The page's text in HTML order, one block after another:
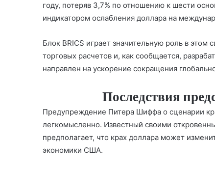
году, потеряв 3,7% по отношению к шести
индикатором ослабления доллара на
Блок BRICS играет значительную роль в этом
торговых расчетов и, как сообщается,
направлен на ускорение сокращения
Последствия
Предупреждение Питера Шиффа о сценарии
легкомысленно. Известный своими
предполагает, что крах доллара может
экономики США.